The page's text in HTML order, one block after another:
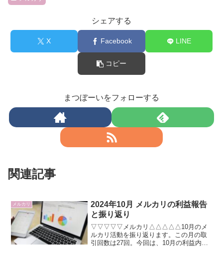
シェアする
X Facebook LINE
コピー
まつぼーいをフォローする
関連記事
メルカリ
2024年10月 メルカリの利益報告
と振り返り
▽▽▽▽▽メルカリ△△△△△10月のメ
ルカリ活動を振り返ります。この月の取
引回数は27回。今回は、10月の利益内容